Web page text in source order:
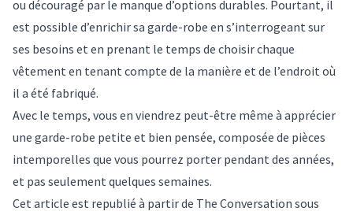
ou découragé par le manque d’options durables. Pourtant, il
est possible d’enrichir sa garde-robe en s’interrogeant sur
ses besoins et en prenant le temps de choisir chaque
vêtement en tenant compte de la manière et de l’endroit où
il a été fabriqué.
Avec le temps, vous en viendrez peut-être même à apprécier
une garde-robe petite et bien pensée, composée de pièces
intemporelles que vous pourrez porter pendant des années,
et pas seulement quelques semaines.
Cet article est republié à partir de The Conversation sous